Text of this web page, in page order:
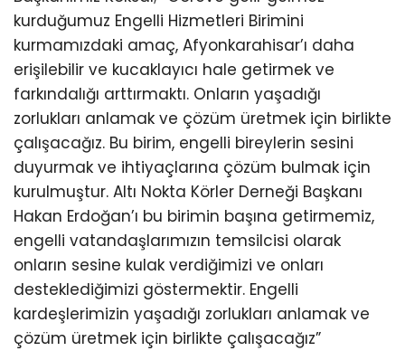
kurduğumuz Engelli Hizmetleri Birimini
kurmamızdaki amaç, Afyonkarahisar’ı daha
erişilebilir ve kucaklayıcı hale getirmek ve
farkındalığı arttırmaktı. Onların yaşadığı
zorlukları anlamak ve çözüm üretmek için birlikte
çalışacağız. Bu birim, engelli bireylerin sesini
duyurmak ve ihtiyaçlarına çözüm bulmak için
kurulmuştur. Altı Nokta Körler Derneği Başkanı
Hakan Erdoğan’ı bu birimin başına getirmemiz,
engelli vatandaşlarımızın temsilcisi olarak
onların sesine kulak verdiğimizi ve onları
desteklediğimizi göstermektir. Engelli
kardeşlerimizin yaşadığı zorlukları anlamak ve
çözüm üretmek için birlikte çalışacağız”